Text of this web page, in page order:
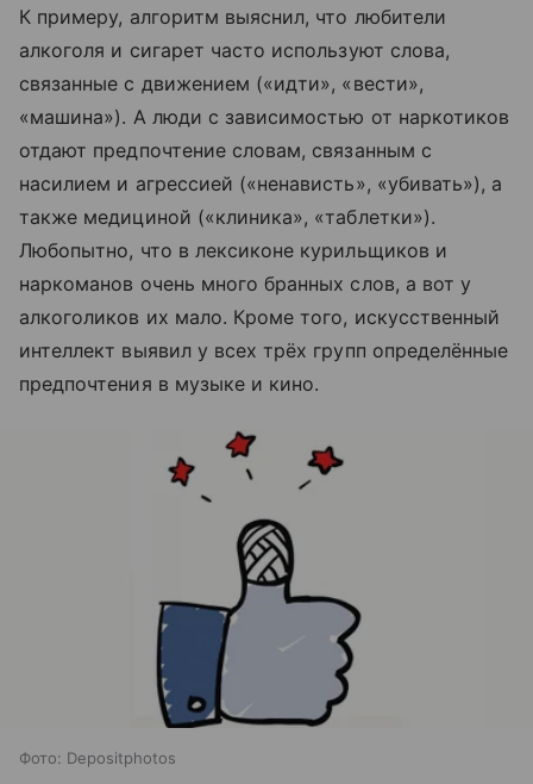
К примеру, алгоритм выяснил, что любители
алкоголя и сигарет часто используют слова,
связанные с движением («идти», «вести»,
«машина»). А люди с зависимостью от наркотиков
отдают предпочтение словам, связанным с
насилием и агрессией («ненависть», «убивать»), а
также медициной («клиника», «таблетки»).
Любопытно, что в лексиконе курильщиков и
наркоманов очень много бранных слов, а вот у
алкоголиков их мало. Кроме того, искусственный
интеллект выявил у всех трёх групп определённые
предпочтения в музыке и кино.
Фото: Depositphotos